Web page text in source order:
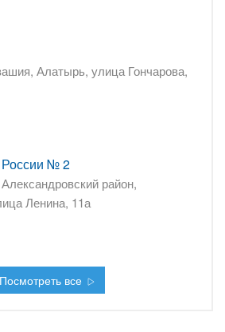
Алатырь, улица Гончарова,
№ 2
район,
Ленина, 11а
Посмотреть все